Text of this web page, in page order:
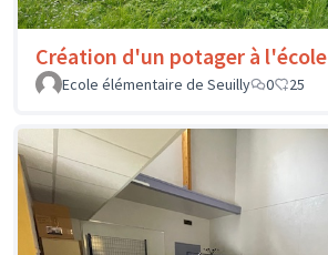
Création d'un potager à l'école
Ecole élémentaire de Seuilly
0 25